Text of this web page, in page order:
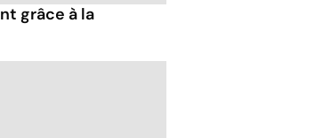
grâce à la